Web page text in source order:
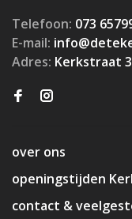
Telefoon: 073
E-mail:
Adres: Kerkstraat
over ons
openingstijden
contact &